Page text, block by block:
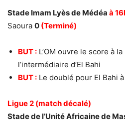
Stade Imam Lyès de Médéa à
Saoura 0 (Terminé)
BUT : L’OM ouvre le score à
l’intermédiaire d’El Bahi
BUT : Le doublé pour El Bahi
Ligue 2 (match décalé)
Stade de l’Unité Africaine de